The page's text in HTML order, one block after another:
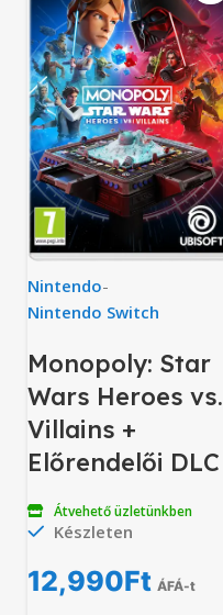
Nintendo-
Nintendo Switch
Monopoly: Star
Wars Heroes vs.
Villains +
Előrendelői DLC
Átvehető üzletünkben
Készleten
12,990Ft ÁFÁ-t